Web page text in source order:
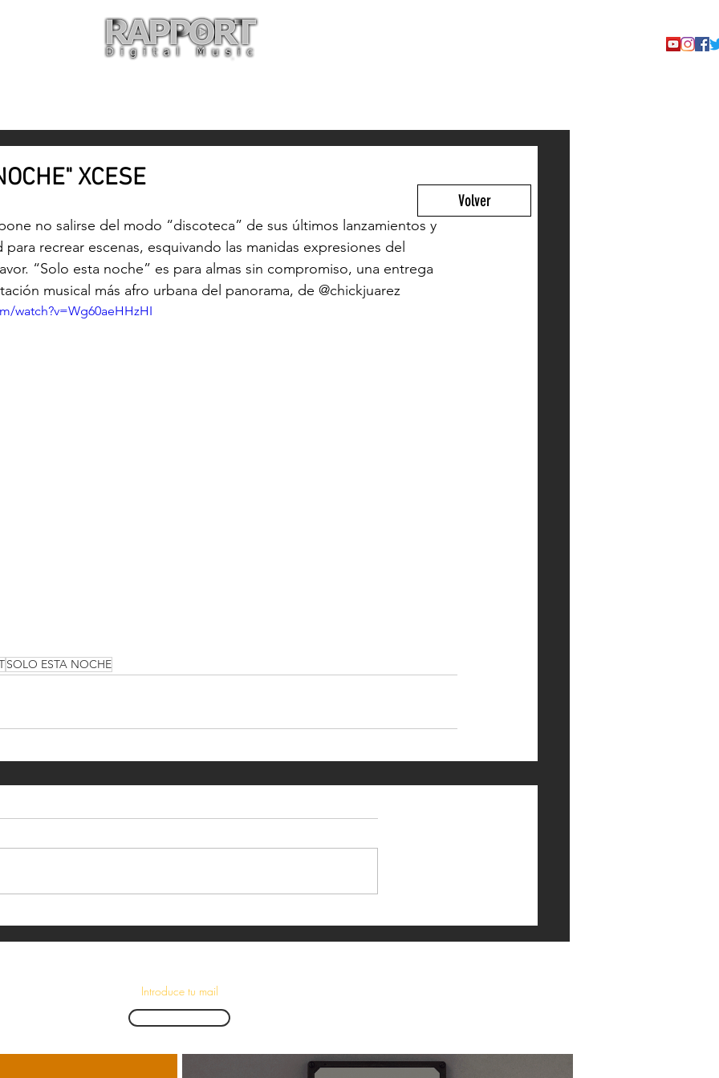
XCESE
no salirse del modo “discoteca” de sus últimos lanzamientos y
recrear escenas, esquivando las manidas expresiones del
“Solo esta noche” es para almas sin compromiso, una entrega
musical más afro urbana del panorama, de @chickjuarez
watch?v=Wg60aeHHzHI
SOLO ESTA NOCHE
Volver